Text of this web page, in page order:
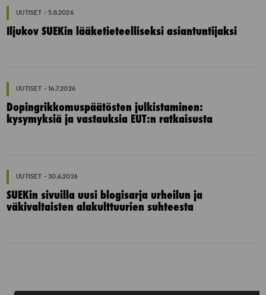
UUTISET - 5.8.2026
Iljukov SUEKin lääketieteelliseksi asiantuntijaksi
UUTISET - 16.7.2026
Dopingrikkomuspäätösten julkistaminen:
kysymyksiä ja vastauksia EUT:n ratkaisusta
UUTISET - 30.6.2026
SUEKin sivuilla uusi blogisarja urheilun ja
väkivaltaisten alakulttuurien suhteesta